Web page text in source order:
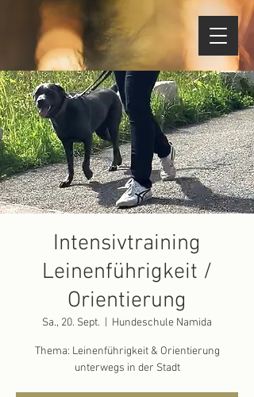
Intensivtraining
Leinenführigkeit /
Orientierung
Sa., 20. Sept. Hundeschule Namida
Thema: Leinenführigkeit & Orientierung
unterwegs in der Stadt